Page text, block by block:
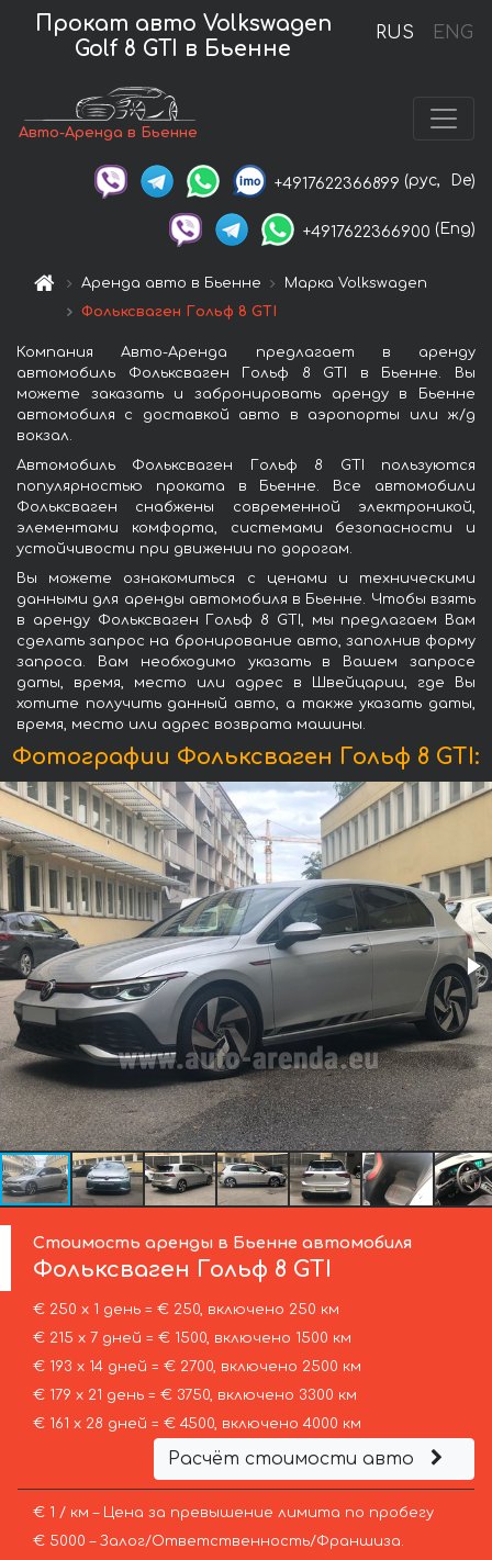
RUS ENG
Прокат авто Volkswagen
Golf 8 GTI в Бьенне
Авто-Аренда в Бьенне
+4917622366899 (рус, De)
+4917622366900 (Eng)
Аренда авто в Бьенне
Марка Volkswagen
Фольксваген Гольф 8 GTI
Компания Авто-Аренда предлагает в аренду
автомобиль Фольксваген Гольф 8 GTI в Бьенне. Вы
можете заказать и забронировать аренду в Бьенне
автомобиля с доставкой авто в аэропорты или ж/д
вокзал.
Автомобиль Фольксваген Гольф 8 GTI пользуются
популярностью проката в Бьенне. Все автомобили
Фольксваген снабжены современной электроникой,
элементами комфорта, системами безопасности и
устойчивости при движении по дорогам.
Вы можете ознакомиться с ценами и техническими
данными для аренды автомобиля в Бьенне. Чтобы взять
в аренду Фольксваген Гольф 8 GTI, мы предлагаем Вам
сделать запрос на бронирование авто, заполнив форму
запроса. Вам необходимо указать в Вашем запросе
даты, время, место или адрес в Швейцарии, где Вы
хотите получить данный авто, а также указать даты,
время, место или адрес возврата машины.
Фотографии Фольксваген Гольф 8 GTI:
Стоимость аренды в Бьенне автомобиля
Фольксваген Гольф 8 GTI
€ 250 х 1 день = € 250, включено 250 км
€ 215 х 7 дней = € 1500, включено 1500 км
€ 193 х 14 дней = € 2700, включено 2500 км
€ 179 х 21 день = € 3750, включено 3300 км
€ 161 х 28 дней = € 4500, включено 4000 км
Расчёт стоимости авто
€ 1 / км – Цена за превышение лимита по пробегу
€ 5000 – Залог/Ответственность/Франшиза.